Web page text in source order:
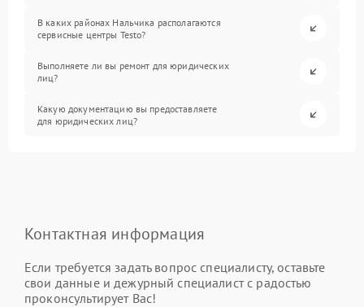
В каких районах Нальчика располагаются
сервисные центры Testo?
Выполняете ли вы ремонт для юридических
лиц?
Какую документацию вы предоставляете
для юридических лиц?
Контактная информация
Если требуется задать вопрос специалисту, оставьте
свои данные и дежурный специалист с радостью
проконсультирует Вас!